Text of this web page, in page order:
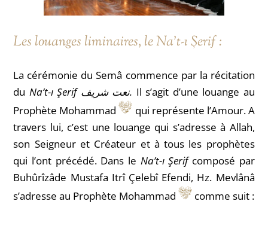
Les louanges liminaires, le Na’t-ı Şerif :
La cérémonie du Semâ commence par la récitation
du Na’t-ı Şerif نعت شریف. Il s’agit d’une louange au
Prophète Mohammad
qui représente l’Amour. A
travers lui, c’est une louange qui s’adresse à Allah,
son Seigneur et Créateur et à tous les prophètes
qui l’ont précédé. Dans le Na’t-ı Şerifcomposé par
Buhûrîzâde Mustafa Itrî Çelebî Efendi, Hz. Mevlânâ
s’adresse au Prophète Mohammad
comme suit :